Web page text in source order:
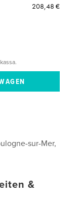
208,48 €
sur-Mer,
&